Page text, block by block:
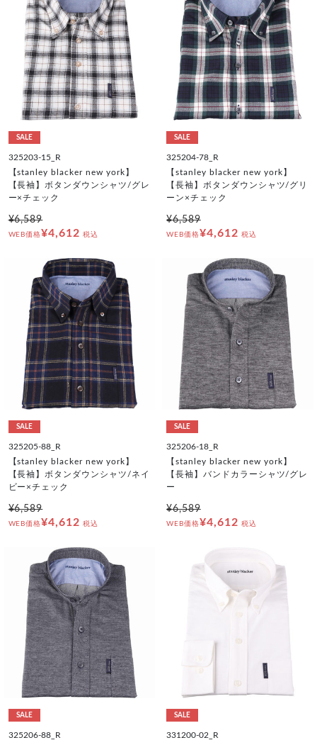
SALE
325203-15_R
【stanley blacker new york】
【長袖】ボタンダウンシャツ/グレ
ー×チェック
¥6,589
WEB価格¥4,612 税込
SALE
325204-78_R
【stanley blacker new york】
【長袖】ボタンダウンシャツ/グリ
ーン×チェック
¥6,589
WEB価格¥4,612 税込
SALE
325205-88_R
【stanley blacker new york】
【長袖】ボタンダウンシャツ/ネイ
ビー×チェック
¥6,589
WEB価格¥4,612 税込
SALE
325206-18_R
【stanley blacker new york】
【長袖】バンドカラーシャツ/グレ
ー
¥6,589
WEB価格¥4,612 税込
SALE
325206-88_R
SALE
331200-02_R